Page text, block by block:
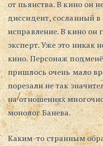
от пьянства. В кино он
диссидент, сосланный
исправление. В кино он
эксперт. Уже это никак
кино. Персонаж
пришлось очень мало
порезали не так
на отношениях
монолог Банева.
Каким-то странным